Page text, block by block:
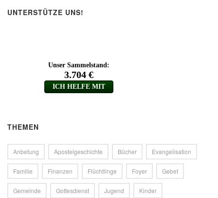
UNTERSTÜTZE UNS!
THEMEN
Anbetung Apostelgeschichte Bücher Evangelisation
Familie Finanzen Flüchtlinge Foyer Gebet
Gemeinde Gottesdienst Jugend Kinder